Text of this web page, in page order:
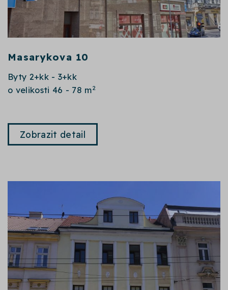
Masarykova 10
Byty 2+kk - 3+kk
o velikosti 46 - 78 m2
Zobrazit detail